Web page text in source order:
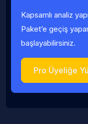
Kapsamlı analiz
Paket’e geçiş
başlayabilirsiniz.
Pro Üyeliğe